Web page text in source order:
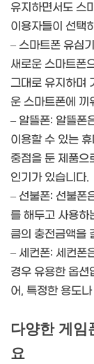
유지하면서도 스
이용자들이 선택
– 스마트폰 유심
새로운 스마트폰
그대로 유지하며
운 스마트폰에 끼
– 알뜰폰: 알뜰폰
이용할 수 있는
중점을 둔 제품으
인기가 있습니다.
– 선불폰: 선불폰
를 해두고 사용하
큼의 충전금액을
– 세컨폰: 세컨폰
경우 유용한 옵션
어, 특정한 용도
다양한 게임
요